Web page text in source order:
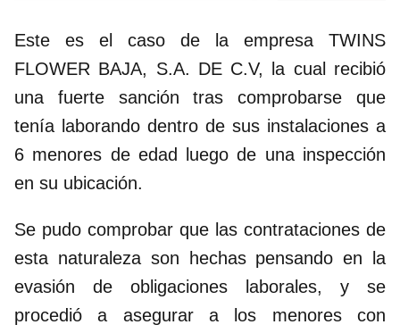
Este es el caso de la empresa TWINS
FLOWER BAJA, S.A. DE C.V, la cual recibió
una fuerte sanción tras comprobarse que
tenía laborando dentro de sus instalaciones a
6 menores de edad luego de una inspección
en su ubicación.
Se pudo comprobar que las contrataciones de
esta naturaleza son hechas pensando en la
evasión de obligaciones laborales, y se
procedió a asegurar a los menores con